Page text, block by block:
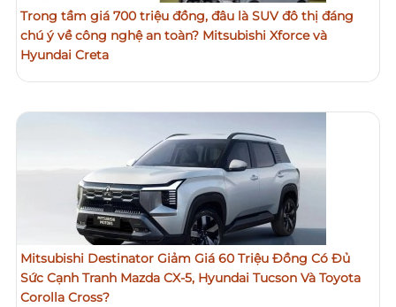
Trong tầm giá 700 triệu đồng, đâu là SUV đô thị đáng
chú ý về công nghệ an toàn? Mitsubishi Xforce và
Hyundai Creta
Mitsubishi Destinator Giảm Giá 60 Triệu Đồng Có Đủ
Sức Cạnh Tranh Mazda CX-5, Hyundai Tucson Và Toyota
Corolla Cross?